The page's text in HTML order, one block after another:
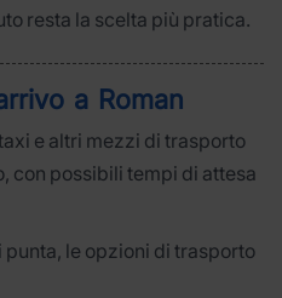
resta la scelta più pratica.
a Roman
e altri mezzi di trasporto
con possibili tempi di attesa
le opzioni di trasporto